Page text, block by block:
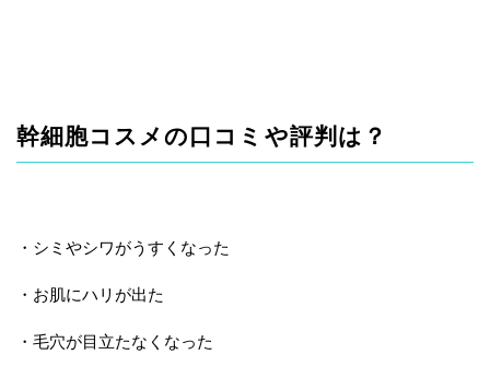
幹細胞コスメの口コミや評判は？
・シミやシワがうすくなった
・お肌にハリが出た
・毛穴が目立たなくなった